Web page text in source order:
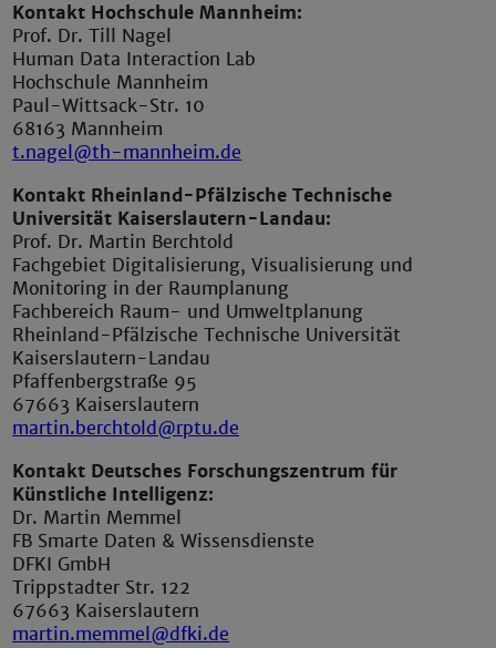
Kontakt Hochschule Mannheim:
Prof. Dr. Till Nagel
Human Data Interaction Lab
Hochschule Mannheim
Paul-Wittsack-Str. 10
68163 Mannheim
t.nagel@th-mannheim.de
Kontakt Rheinland-Pfälzische Technische
Universität Kaiserslautern-Landau:
Prof. Dr. Martin Berchtold
Fachgebiet Digitalisierung, Visualisierung und
Monitoring in der Raumplanung
Fachbereich Raum- und Umweltplanung
Rheinland-Pfälzische Technische Universität
Kaiserslautern-Landau
Pfaffenbergstraße 95
67663 Kaiserslautern
martin.berchtold@rptu.de
Kontakt Deutsches Forschungszentrum für
Künstliche Intelligenz:
Dr. Martin Memmel
FB Smarte Daten & Wissensdienste
DFKI GmbH
Trippstadter Str. 122
67663 Kaiserslautern
martin.memmel@dfki.de